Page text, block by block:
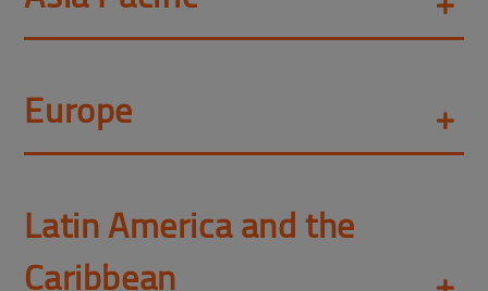
Europe
Latin America and the
Caribbean